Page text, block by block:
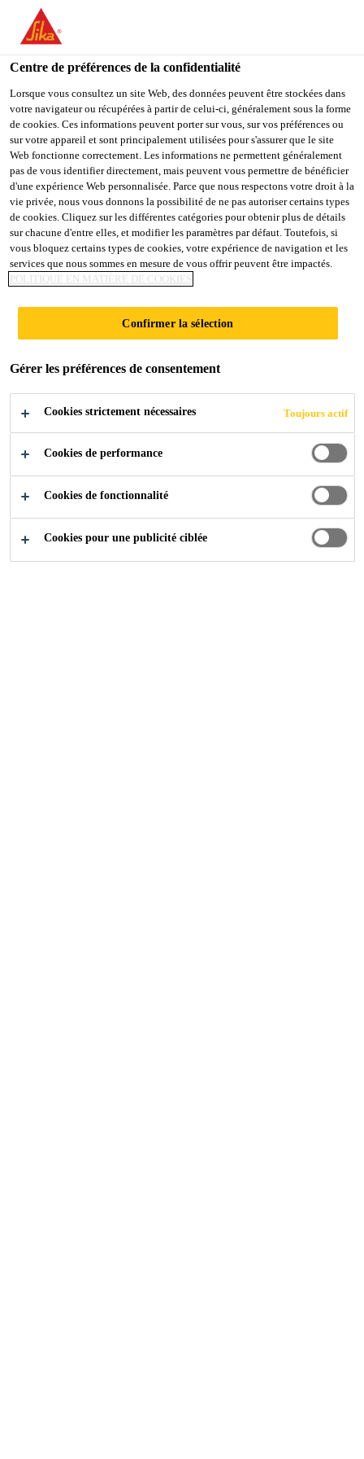
You are accessing "Sika Schweiz AG", it seems you are
accessing it from "États-Unis". We have a dedicated website for
your country.
TO
SIKA
USA
STAY ON THE SIKA
SCHWEIZ AG WEBSITE
SELECT A
COUNTRY
Sika Schweiz AG
MOULAGE DES
BORDS
Industry ... Moulage des bords
Systèmes de coulée des bords à haute
Centre de préférences de la confidentialité
Lorsque vous consultez un site Web, des données peuvent être stockées dans
votre navigateur ou récupérées à partir de celui-ci, généralement sous la forme
de cookies. Ces informations peuvent porter sur vous, sur vos préférences ou
sur votre appareil et sont principalement utilisées pour s'assurer que le site
Web fonctionne correctement. Les informations ne permettent généralement
pas de vous identifier directement, mais peuvent vous permettre de bénéficier
d'une expérience Web personnalisée. Parce que nous respectons votre droit à la
vie privée, nous vous donnons la possibilité de ne pas autoriser certains types
de cookies. Cliquez sur les différentes catégories pour obtenir plus de détails
sur chacune d'entre elles, et modifier les paramètres par défaut. Toutefois, si
vous bloquez certains types de cookies, votre expérience de navigation et les
services que nous sommes en mesure de vous offrir peuvent être impactés.
POLITIQUE EN MATIÈRE DE COOKIES
Confirmer la sélection
Gérer les préférences de consentement
Cookies strictement nécessaires Toujours actif
Cookies de performance
Cookies de fonctionnalité
Cookies pour une publicité ciblée